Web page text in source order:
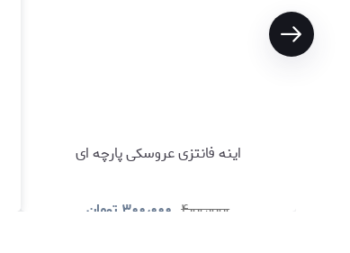
اینه فانتزی عروسکی پارچه ای
۴۰۰٫۰۰۰ ۳۰۰٫۰۰۰ تومان